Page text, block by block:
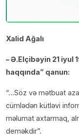
Xalid Ağalı
– Ə.Elçibəyin 21 iyul
haqqında” qanun:
“…Söz və mətbuat
cümlədən kütləvi
məlumat axtarmaq,
deməkdir”.